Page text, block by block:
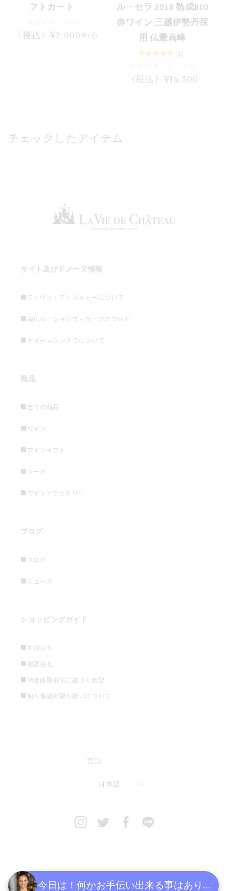
今日は！何かお手伝い出来る事はあります
フトカート
通（税込）¥2,000から
ル・セラ 2018 熟成BIO
赤ワイン 三越伊勢丹採
用 仏最高峰
(1)
通（税込）¥16,500
チェックしたアイテム
サイト及びドメーヌ情報
■ラ・ヴィ・デ・シャトーについて
■南仏ルーションヴィラージについて
■ドメーヌシングラについて
商品
■全ての商品
■ワイン
■ワインギフト
■フード
■ワインアクセサリー
ブログ
■ブログ
■ニュース
ショッピングガイド
■お知らせ
■運営会社
■特定商取引法に基づく表記
■個人情報の取り扱いについて
言語
日本語
決